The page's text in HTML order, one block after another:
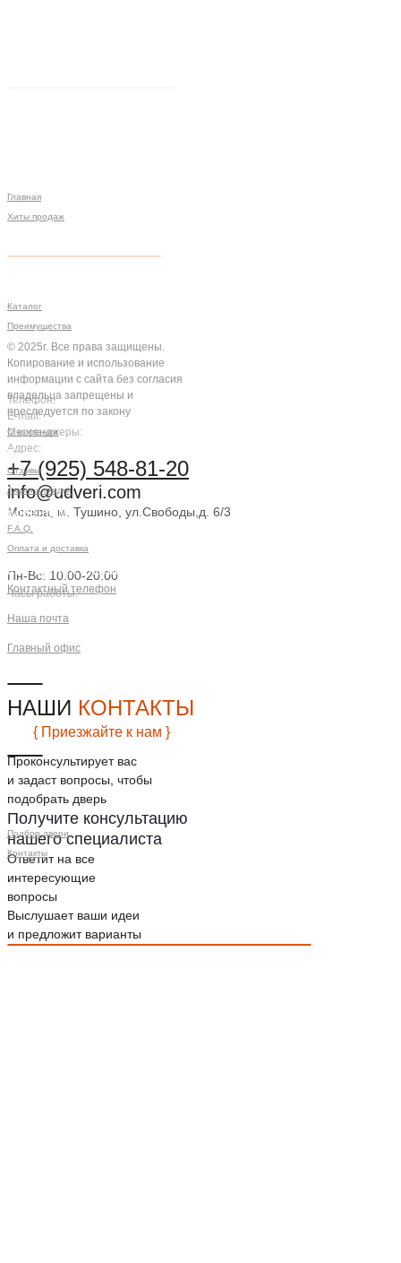
Проконсультирует вас
и задаст вопросы, чтобы
подобрать дверь
Получите консультацию
нашего специалиста
Ответит на все
интересующие
вопросы
Выслушает ваши идеи
и предложит варианты
Телефон:
E-mail:
Мессенджеры:
Адрес:
+7 (925) 548-81-20
info@udveri.com
Москва, м. Тушино, ул.Свободы,д. 6/3
Пн-Вс: 10:00-20:00
Часы работы:
НАШИ КОНТАКТЫ
{ Приезжайте к нам }
Главная
Хиты продаж
Мы на связи
Каталог
Преимущества
© 2025г. Все права защищены.
Копирование и использование
информации с сайта без согласия
владельца запрещены и
преследуется по закону
О компании
Компания
Отзывы
Акции и скидки
Клиентам
F.A.Q.
Оплата и доставка
Контактная информация
Контактный телефон
Наша почта
Главный офис
Подбор двери
Контакты